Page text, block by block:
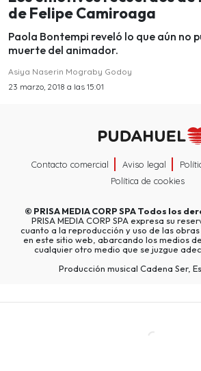
de Felipe Camiroaga
Paola Bontempi reveló lo que aún no
muerte del animador.
Asiya Naserin Mograby Godoy
23 marzo, 2018 a las 15:01
Contacto comercial Aviso legal
Política de cookies
© PRISA MEDIA CORP SPATodos los
PRISA MEDIA CORP SPA expresa su
cuanto a la reproducción y uso de las
en este sitio web, abarcando los medios
cualquier otro medio que se juzgue
Producción musical Cadena Ser,